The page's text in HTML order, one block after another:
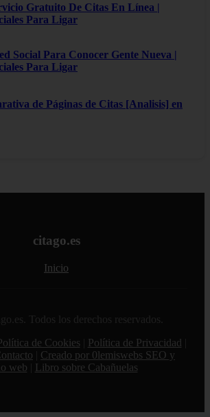
Gratuito De Citas En Línea |
Para Ligar
Social Para Conocer Gente Nueva |
Para Ligar
de Páginas de Citas [Analisis] en
citago.es
Inicio
Todos los derechos reservados.
de Cookies Política de Privacidad
Creado por 0lemiswebs SEO y
web
Libro sobre Cabañuelas